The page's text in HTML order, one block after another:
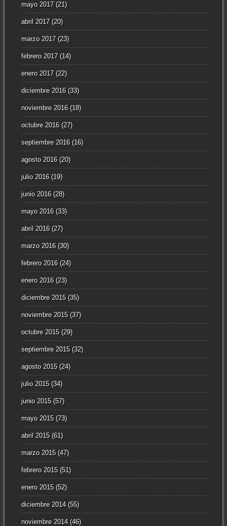
mayo 2017(21)
abril 2017(20)
marzo 2017(23)
febrero 2017(14)
enero 2017(22)
diciembre 2016(33)
noviembre 2016(18)
octubre 2016(27)
septiembre 2016(16)
agosto 2016(20)
julio 2016(19)
junio 2016(28)
mayo 2016(33)
abril 2016(27)
marzo 2016(30)
febrero 2016(24)
enero 2016(23)
diciembre 2015(35)
noviembre 2015(37)
octubre 2015(29)
septiembre 2015(32)
agosto 2015(24)
julio 2015(34)
junio 2015(57)
mayo 2015(73)
abril 2015(61)
marzo 2015(47)
febrero 2015(51)
enero 2015(52)
diciembre 2014(55)
noviembre 2014(46)